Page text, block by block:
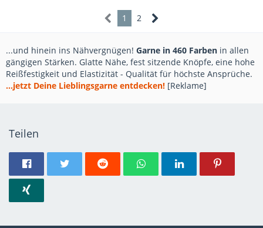
1 2
...und hinein ins Nähvergnügen! Garne in 460 Farben in allen
gängigen Stärken. Glatte Nähe, fest sitzende Knöpfe, eine hohe
Reißfestigkeit und Elastizität - Qualität für höchste Ansprüche.
...jetzt Deine Lieblingsgarne entdecken! [Reklame]
Teilen